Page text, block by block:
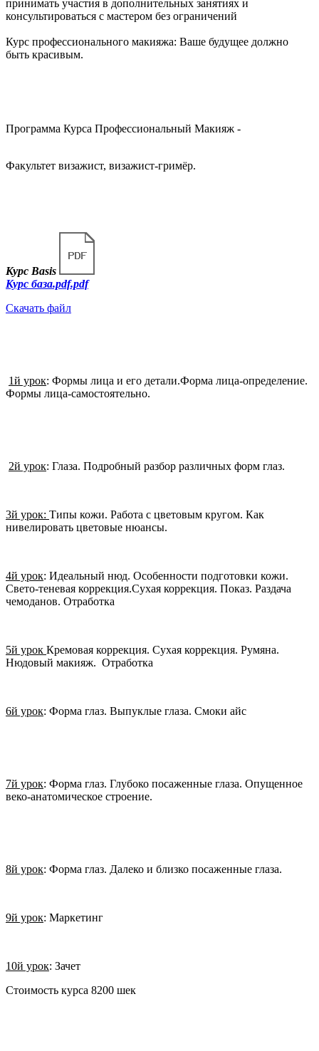
принимать участия в дополнительных занятиях и
консультироваться с мастером без ограничений
Курс профессионального макияжа: Ваше будущее должно
быть красивым.
Программа Курса Профессиональный Макияж -
Факультет визажист, визажист-гримёр.
Курс Basis
Курс база.pdf.pdf
Скачать файл
1й урок: Формы лица и его детали.Форма лица-определение.
Формы лица-самостоятельно.
2й урок: Глаза. Подробный разбор различных форм глаз.
3й урок: Типы кожи. Работа с цветовым кругом. Как
нивелировать цветовые нюансы.
4й урок: Идеальный нюд. Особенности подготовки кожи.
Свето-теневая коррекция.Сухая коррекция. Показ. Раздача
чемоданов. Отработка
5й урок Кремовая коррекция. Сухая коррекция. Румяна.
Нюдовый макияж. Отработка
6й урок: Форма глаз. Выпуклые глаза. Смоки айс
7й урок: Форма глаз. Глубоко посаженные глаза. Опущенное
веко-анатомическое строение.
8й урок: Форма глаз. Далеко и близко посаженные глаза.
9й урок: Маркетинг
10й урок: Зачет
Стоимость курса 8200 шек